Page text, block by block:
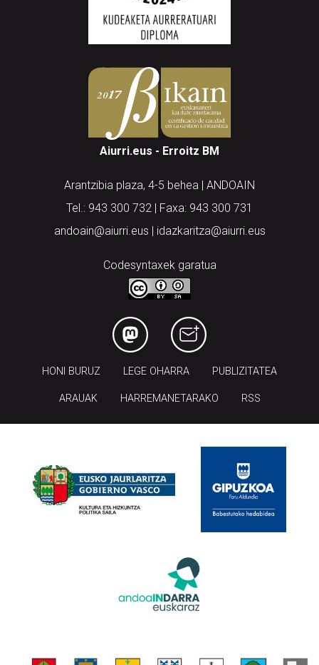
Aiurri.eus - Erroitz BM
Arantzibia plaza, 4-5 behea | ANDOAIN
Tel.: 943 300 732 | Faxa: 943 300 731
andoain@aiurri.eus | idazkaritza@aiurri.eus
Codesyntaxek garatua
HONI BURUZ LEGE OHARRA PUBLIZITATEA
ARAUAK HARREMANETARAKO RSS